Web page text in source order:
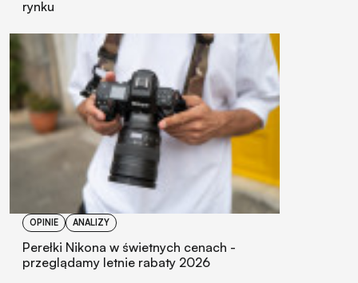
rynku
OPINIE ANALIZY
Perełki Nikona w świetnych cenach -
przeglądamy letnie rabaty 2026